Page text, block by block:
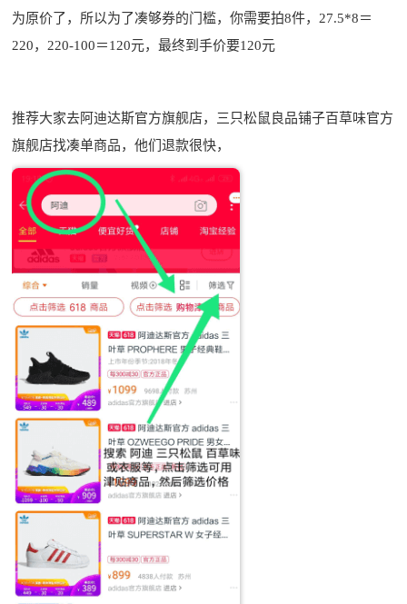
为原价了，所以为了凑够券的门槛，你需要拍8件，27.5*8＝
220，220-100＝120元，最终到手价要120元
推荐大家去阿迪达斯官方旗舰店，三只松鼠良品铺子百草味官方
旗舰店找凑单商品，他们退款很快，